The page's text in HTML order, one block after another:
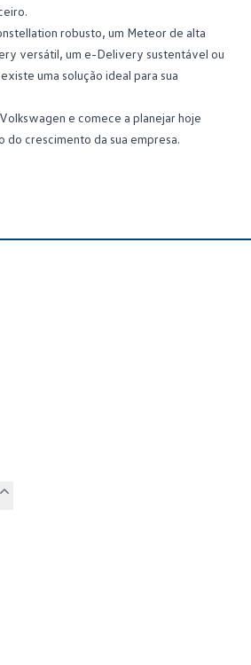
robusto, um Meteor de alta
versátil, um e-Delivery sustentável ou
uma solução ideal para sua
e comece a planejar hoje
do crescimento da sua empresa.